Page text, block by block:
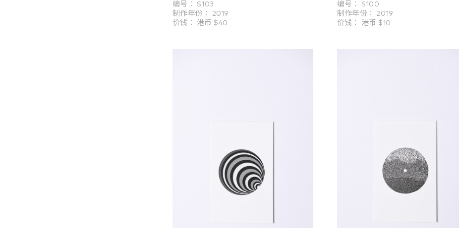
编号： S103
制作年份： 2019
价钱： 港币 $40
编号： S100
制作年份： 2019
价钱： 港币 $10